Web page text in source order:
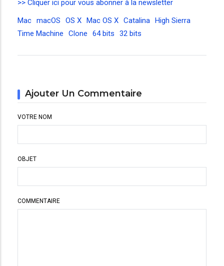
>> Cliquer ici pour vous abonner à la newsletter
Mac macOS OS X Mac OS X Catalina High Sierra
Time Machine
Clone 64 bits 32 bits
Ajouter Un Commentaire
VOTRE NOM
OBJET
COMMENTAIRE